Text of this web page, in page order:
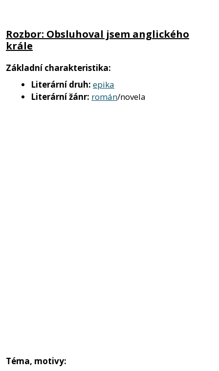
Rozbor: Obsluhoval jsem anglického
krále
Základní charakteristika:
Literární druh: epika
Literární žánr: román/novela
Téma, motivy: